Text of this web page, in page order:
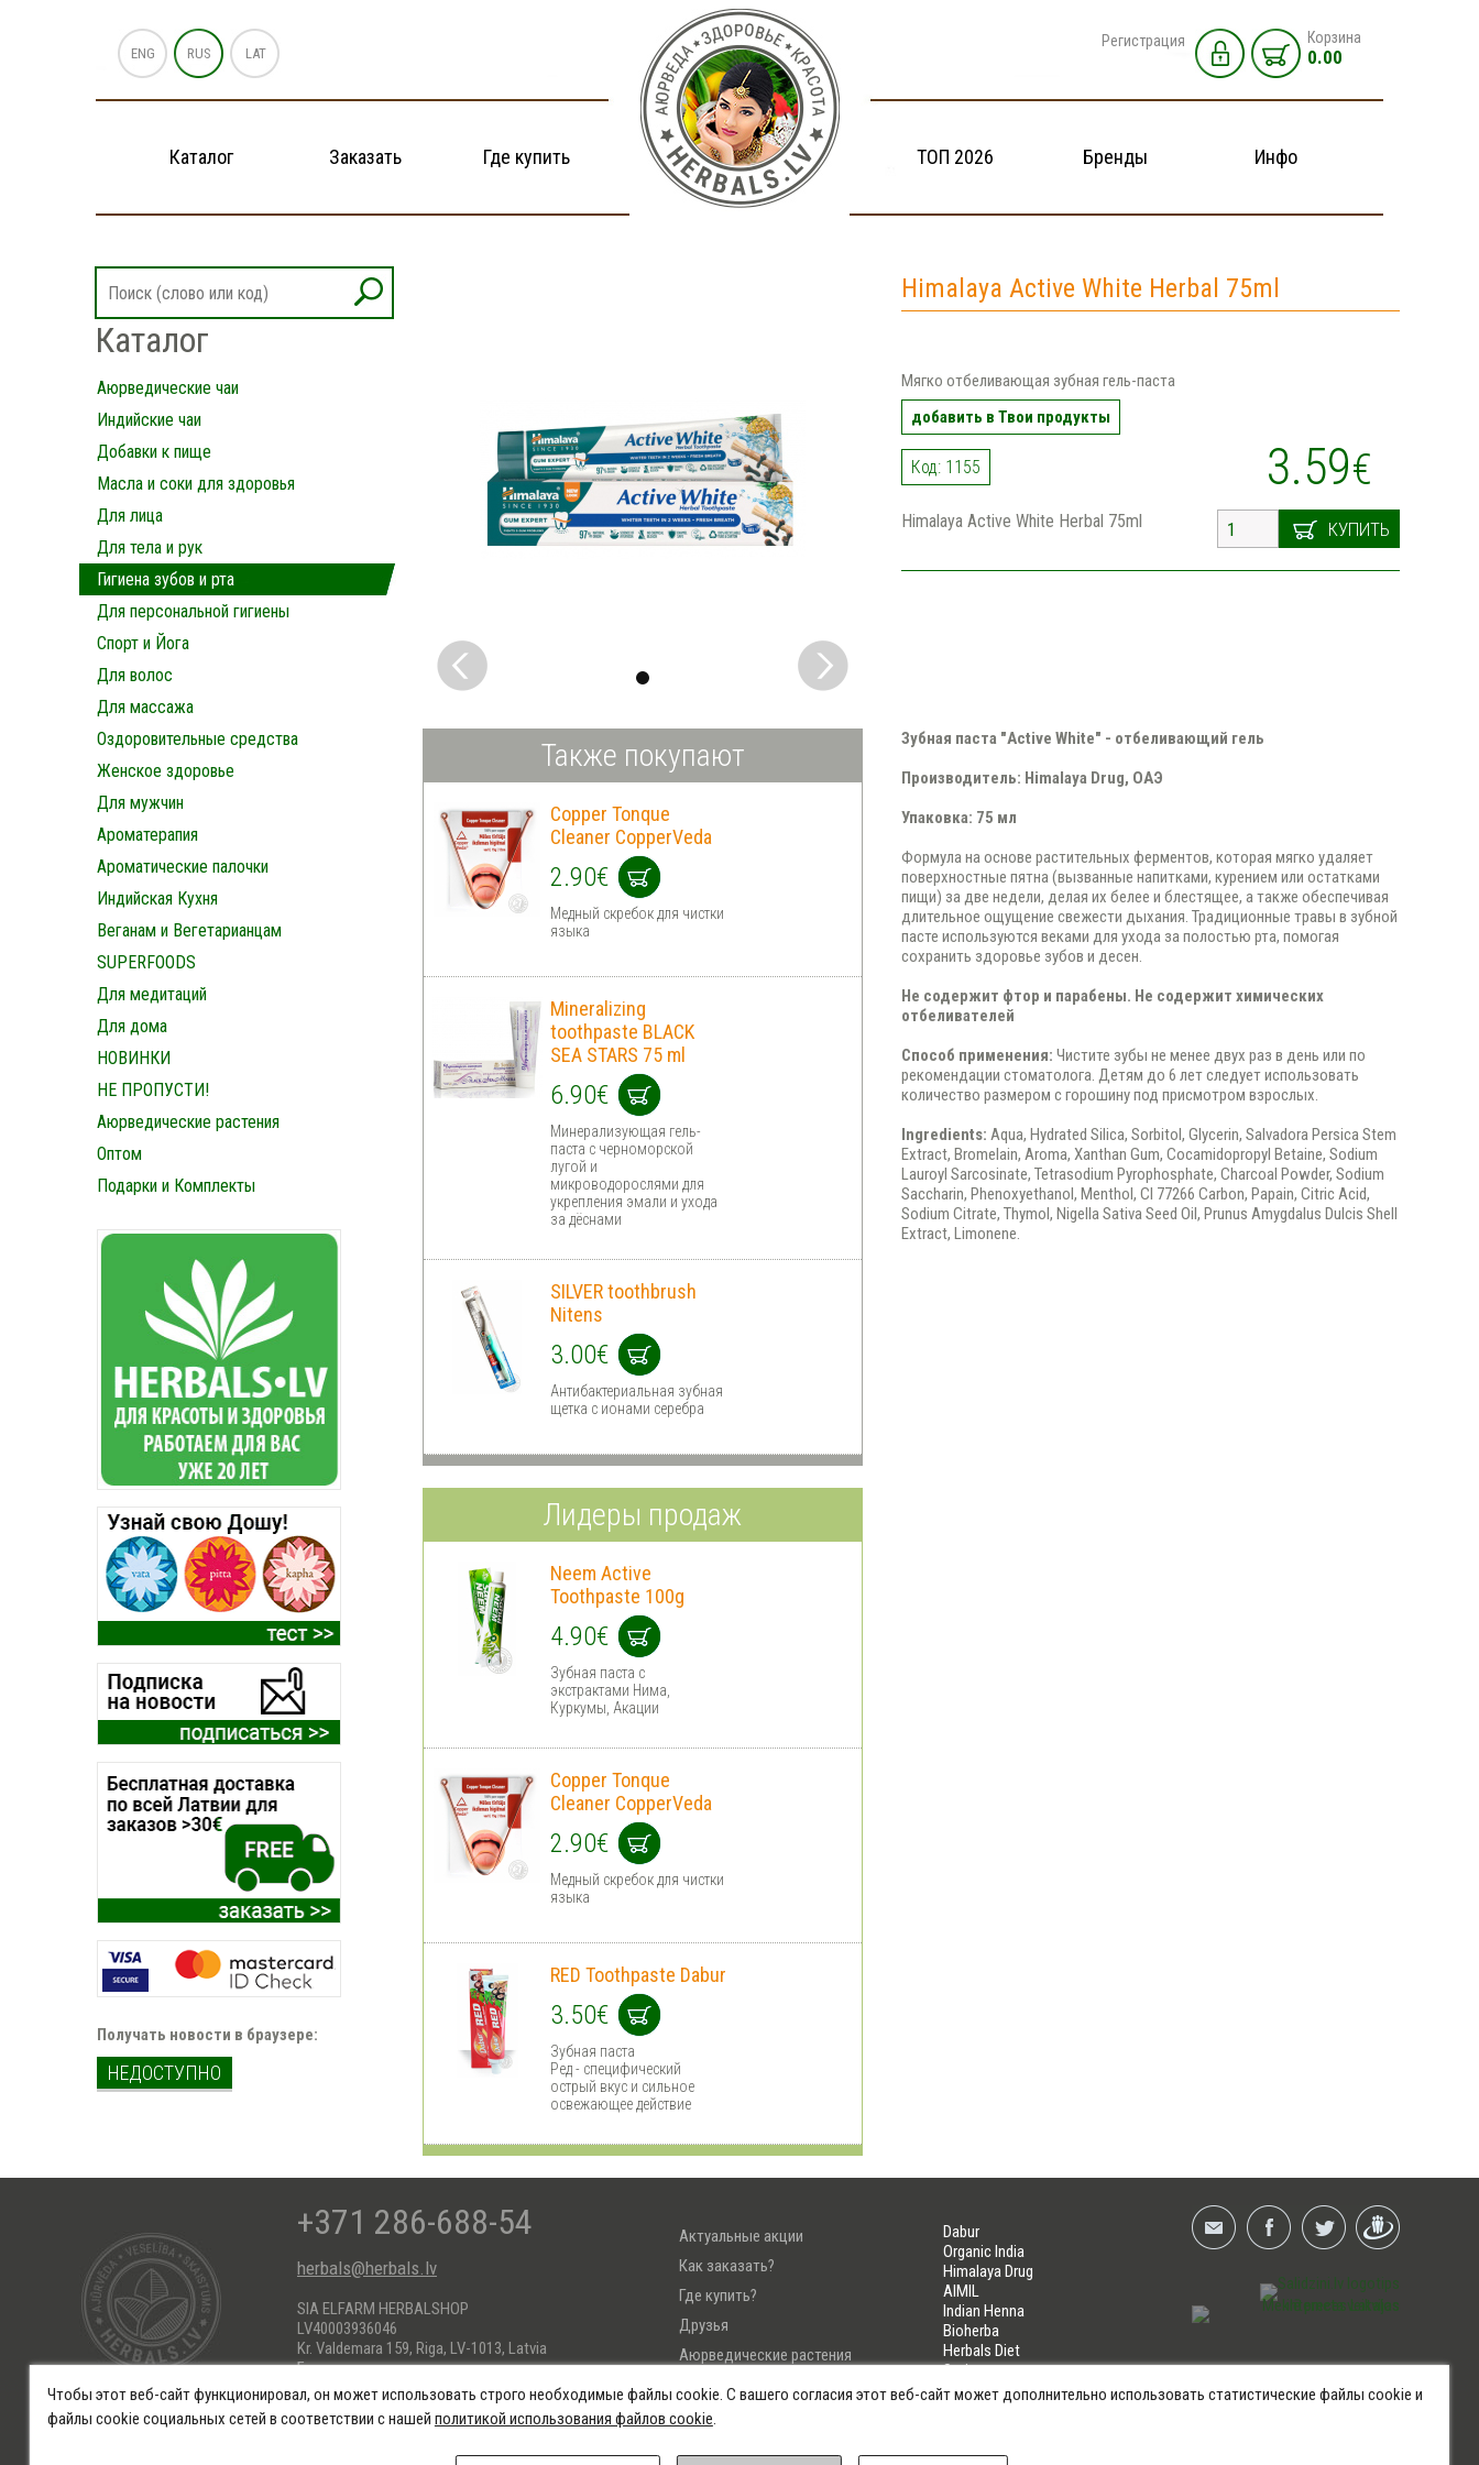
ENG RUS LAT
Регистрация Корзина
0.00
Каталог Заказать Где купить ТОП 2026 Бренды Инфо
Каталог
Аюрведические чаи
Индийские чаи
Добавки к пище
Масла и соки для здоровья
Для лица
Для тела и рук
Гигиена зубов и рта
Для персональной гигиены
Спорт и Йога
Для волос
Для массажа
Оздоровительные средства
Женское здоровье
Для мужчин
Ароматерапия
Ароматические палочки
Индийская Кухня
Веганам и Вегетарианцам
SUPERFOODS
Для медитаций
Для дома
НОВИНКИ
НЕ ПРОПУСТИ!
Аюрведические растения
Оптом
Подарки и Комплекты
Получать новости в браузере:
НЕДОСТУПНО
Himalaya Active White Herbal 75ml
Мягко отбеливающая зубная гель-паста
добавить в Твои продукты
Код: 1155 3.59€
КУПИТЬ
Himalaya Active White Herbal 75ml
Зубная паста "Active White" - отбеливающий гель
Производитель: Himalaya Drug, ОАЭ
Упаковка: 75 мл
Формула на основе растительных ферментов, которая мягко удаляет
поверхностные пятна (вызванные напитками, курением или остатками
пищи) за две недели, делая их белее и блестящее, а также обеспечивая
длительное ощущение свежести дыхания. Традиционные травы в зубной
пасте используются веками для ухода за полостью рта, помогая
сохранить здоровье зубов и десен.
Не содержит фтор и парабены. Не содержит химических
отбеливателей
Способ применения: Чистите зубы не менее двух раз в день или по
рекомендации стоматолога. Детям до 6 лет следует использовать
количество размером с горошину под присмотром взрослых.
Ingredients: Aqua, Hydrated Silica, Sorbitol, Glycerin, Salvadora Persica Stem
Extract, Bromelain, Aroma, Xanthan Gum, Cocamidopropyl Betaine, Sodium
Lauroyl Sarcosinate, Tetrasodium Pyrophosphate, Charcoal Powder, Sodium
Saccharin, Phenoxyethanol, Menthol, CI 77266 Carbon, Papain, Citric Acid,
Sodium Citrate, Thymol, Nigella Sativa Seed Oil, Prunus Amygdalus Dulcis Shell
Extract, Limonene.
Также покупают
Copper Tonque
Cleaner CopperVeda
2.90€
Медный скребок для чистки
языка
Mineralizing
toothpaste BLACK
SEA STARS 75 ml
6.90€
Минерализующая гель-
паста с черноморской
лугой и
микроводорослями для
укрепления эмали и ухода
за дёснами
SILVER toothbrush
Nitens
3.00€
Антибактериальная зубная
щетка с ионами серебра
Лидеры продаж
Neem Active
Toothpaste 100g
4.90€
Зубная паста с
экстрактами Нима,
Куркумы, Акации
Copper Tonque
Cleaner CopperVeda
2.90€
Медный скребок для чистки
языка
RED Toothpaste Dabur
3.50€
Зубная паста
Ред - специфический
острый вкус и сильное
освежающее действие
+371 286-688-54
herbals@herbals.lv
SIA ELFARM HERBALSHOP
LV40003936046
Kr. Valdemara 159, Riga, LV-1013, Latvia
Банковские реквизиты:
AS Swedbank HABALV22
KONTS: LV66HABA0551017184222
Актуальные акции
Как заказать?
Где купить?
Друзья
Аюрведические растения
Тест Узнай свою Дошу
Dabur
Organic India
Himalaya Drug
AIMIL
Indian Henna
Bioherba
Herbals Diet
Soria
LIFELINES
Чтобы этот веб-сайт функционировал, он может использовать строго необходимые файлы cookie. С вашего согласия этот веб-сайт может дополнительно использовать статистические файлы cookie и
файлы cookie социальных сетей в соответствии с нашей политикой использования файлов cookie